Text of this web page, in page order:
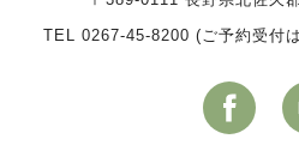
TEL 0267-45-8200 (ご予約受付